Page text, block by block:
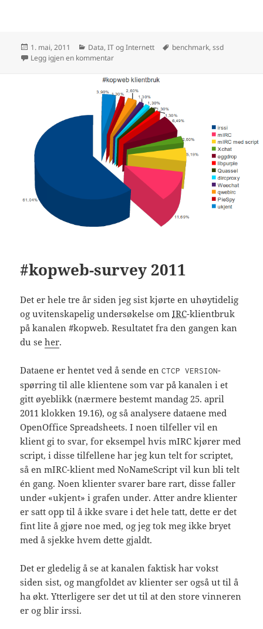
Publisert
1. mai, 2011 Kategorier
Data, IT og Internett Stikkord
benchmark,ssd
Legg igjen en kommentartil Ny SSD-disk
#kopweb-survey 2011
Det er hele tre år siden jeg sist kjørte en uhøytidelig
og uvitenskapelig undersøkelse omIRC-klientbruk
på kanalen #kopweb. Resultatet fra den gangen kan
du seher.
Dataene er hentet ved å sende enCTCP VERSION-
spørring til alle klientene som var på kanalen i et
gitt øyeblikk (nærmere bestemt mandag 25. april
2011 klokken 19.16), og så analysere dataene med
OpenOffice Spreadsheets. I noen tilfeller vil en
klient gi to svar, for eksempel hvis mIRC kjører med
script, i disse tilfellene har jeg kun telt for scriptet,
så en mIRC-klient med NoNameScript vil kun bli telt
én gang. Noen klienter svarer bare rart, disse faller
under «ukjent» i grafen under. Atter andre klienter
er satt opp til å ikke svare i det hele tatt, dette er det
fint lite å gjøre noe med, og jeg tok meg ikke bryet
med å sjekke hvem dette gjaldt.
Det er gledelig å se at kanalen faktisk har vokst
siden sist, og mangfoldet av klienter ser også ut til å
ha økt. Ytterligere ser det ut til at den store vinneren
er og blir irssi.